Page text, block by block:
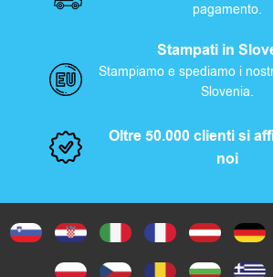
pagamento.
Stampati in
Stampiamo e spediamo i
Slovenia.
Oltre 50.000 clienti si
noi